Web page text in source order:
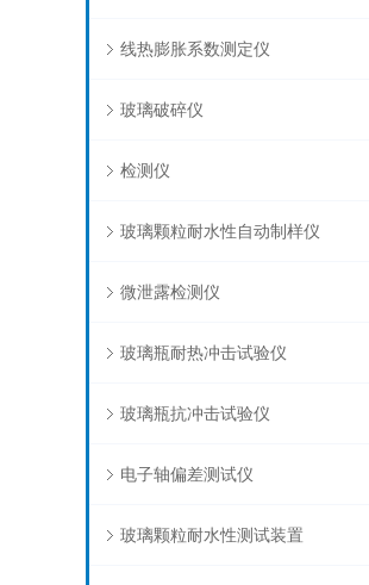
线热膨胀系数测定仪
玻璃破碎仪
检测仪
玻璃颗粒耐水性自动制样仪
微泄露检测仪
玻璃瓶耐热冲击试验仪
玻璃瓶抗冲击试验仪
电子轴偏差测试仪
玻璃颗粒耐水性测试装置